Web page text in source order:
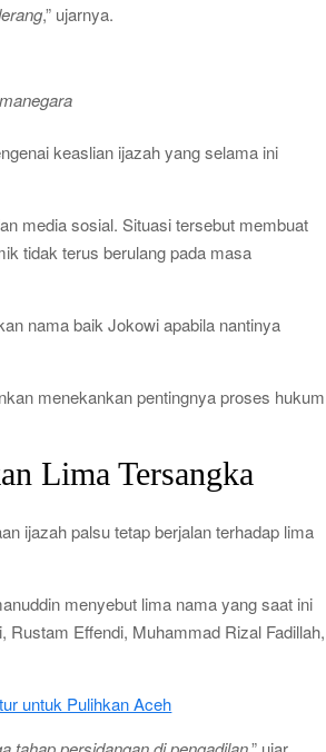
,” ujarnya.
keaslian ijazah yang selama ini
media sosial. Situasi tersebut membuat
tidak terus berulang pada masa
nama baik Jokowi apabila nantinya
menekankan pentingnya proses hukum
Lima Tersangka
ijazah palsu tetap berjalan terhadap lima
menyebut lima nama yang saat ini
Effendi, Muhammad Rizal Fadillah,
untuk Pulihkan Aceh